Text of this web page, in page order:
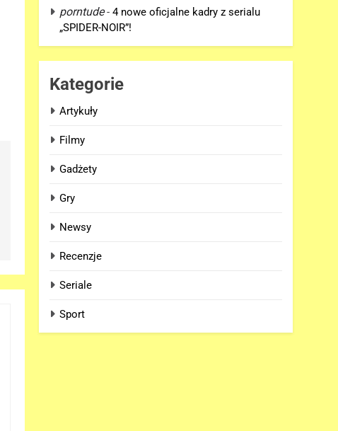
porntude-4 nowe oficjalne kadry z serialu
„SPIDER-NOIR”!
Kategorie
Artykuły
Filmy
Gadżety
Gry
Newsy
Recenzje
Seriale
Sport